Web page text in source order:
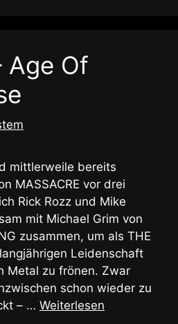
Age Of
mittlerweile bereits
MASSACRE vor drei
Rick Rozz und Mike
mit Michael Grim von
zusammen, um als THE
Leidenschaft
Metal zu frönen. Zwar
schon wieder zu
– … Weiterlesen